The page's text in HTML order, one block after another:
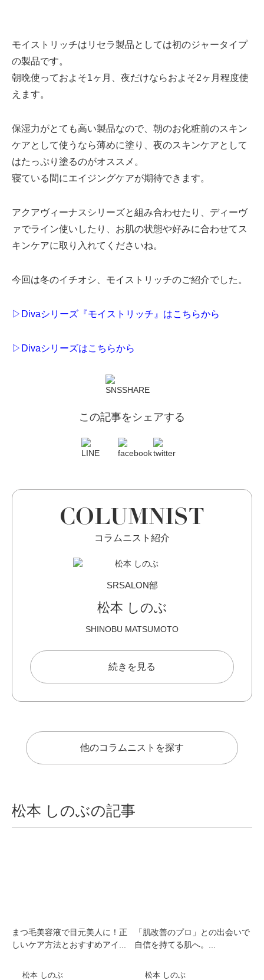
モイストリッチはリセラ製品としては初のジャータイプ
の製品です。
朝晩使っておよそ1ヶ月 、夜だけならおよそ2ヶ月 程度使
えます。
保湿力がとても高い製品なので、朝のお化粧前のスキン
ケアとして使うなら薄めに塗り、夜のスキンケアとして
はたっぷり塗るのがオススメ。
寝ている間にエイジングケアが期待できます。
アクアヴィーナスシリーズと組み合わせたり、ディーヴ
ァでライン使いしたり、お肌の状態や好みに合わせてス
キンケアに取り入れてくださいね。
今回は冬のイチオシ、 モイストリッチのご紹介でした。
▷ Divaシリーズ『モイストリッチ』はこちらから
▷ Divaシリーズはこちらから
この記事をシェアする
COLUMNIST
コラムニスト紹介
SRSALON部
松本 しのぶ
SHINOBU MATSUMOTO
続きを見る
他のコラムニストを探す
松本 しのぶの記事
まつ毛美容液で目元美人に！正
しいケア方法とおすすめアイ...
松本 しのぶ
「肌改善のプロ」との出会いで
自信を持てる肌へ。...
松本 しのぶ